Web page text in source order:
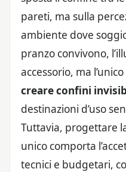
pareti, ma sulla
ambiente dove
pranzo convivono,
accessorio, ma
creare confini
destinazioni d’uso
Tuttavia, progettare
unico comporta
tecnici e budgetari,